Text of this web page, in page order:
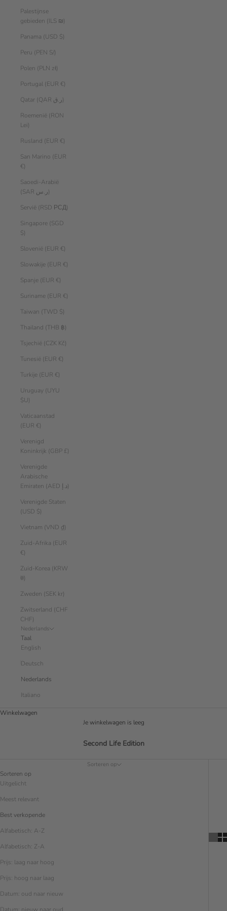
Palestijnse
gebieden (ILS ₪)
Panama (USD $)
Peru (PEN S/)
Polen (PLN zł)
Portugal (EUR €)
Qatar (QAR ر.ق)
Roemenië (RON
Lei)
Rusland (EUR €)
San Marino (EUR
€)
Saoedi-Arabië
(SAR ر.س)
Servië (RSD РСД)
Singapore (SGD
$)
Slovenië (EUR €)
Slowakije (EUR €)
Spanje (EUR €)
Suriname (EUR €)
Taiwan (TWD $)
Thailand (THB ฿)
Tsjechië (CZK Kč)
Tunesië (EUR €)
Turkije (EUR €)
Uruguay (UYU
$U)
Vaticaanstad
(EUR €)
Verenigd
Koninkrijk (GBP £)
Verenigde
Arabische
Emiraten (AED د.إ)
Verenigde Staten
(USD $)
Vietnam (VND ₫)
Zuid-Afrika (EUR
€)
Zuid-Korea (KRW
₩)
Zweden (SEK kr)
Zwitserland (CHF
CHF)
Nederlands
Taal
English
Deutsch
Nederlands
Italiano
Winkelwagen
Je winkelwagen is leeg
Second Life Edition
Sorteren op
Sorteren op
Uitgelicht
Meest relevant
Best verkopende
Alfabetisch: A-Z
Alfabetisch: Z-A
Prijs: laag naar hoog
Prijs: hoog naar laag
Datum: oud naar nieuw